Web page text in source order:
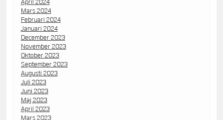
April 2024
Mars 2024
Februari 2024
Januari 2024
December 2023
November 2023
Oktober 2023
September 2023
Augusti 2023
Juli 2023
Juni 2023
Maj 2023
April 2023
Mars 2023